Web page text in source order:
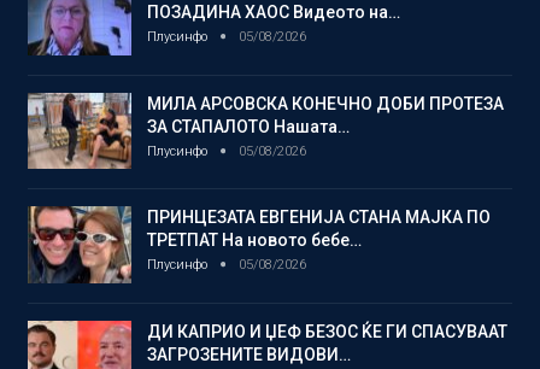
ПОЗАДИНА ХАОС Видеото на…
Плусинфо 05/08/2026
МИЛА АРСОВСКА КОНЕЧНО ДОБИ ПРОТЕЗА
ЗА СТАПАЛОТО Нашата…
Плусинфо 05/08/2026
ПРИНЦЕЗАТА ЕВГЕНИЈА СТАНА МАЈКА ПО
ТРЕТПАТ На новото бебе…
Плусинфо 05/08/2026
ДИ КАПРИО И ЏЕФ БЕЗОС ЌЕ ГИ СПАСУВААТ
ЗАГРОЗЕНИТЕ ВИДОВИ…